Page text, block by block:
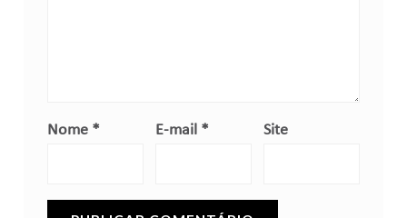
Nome * E-mail * Site